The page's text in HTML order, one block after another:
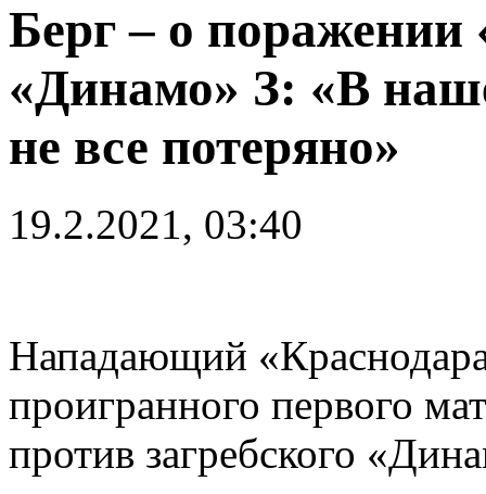
Берг – о поражении
«Динамо» З: «В
не все потеряно»
19.2.2021, 03:40
Нападающий
проигранного первого
против загребского